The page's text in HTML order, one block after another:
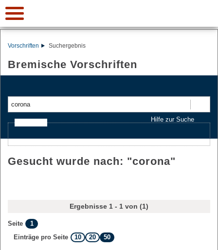
Vorschriften Suchergebnis
Bremische Vorschriften
Hilfe zur Suche
Gesucht wurde nach: "corona"
Ergebnisse 1 - 1 von (1)
Seite
1
Einträge pro Seite
10 20 50